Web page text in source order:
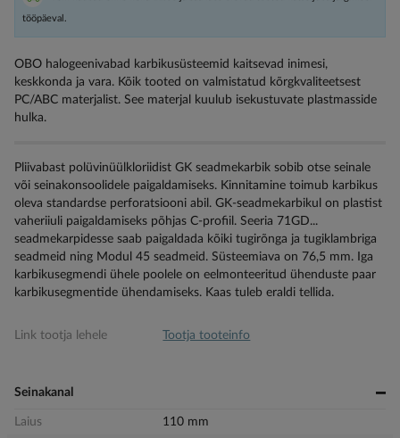
tööpäeval.
OBO halogeenivabad karbikusüsteemid kaitsevad inimesi,
keskkonda ja vara. Kõik tooted on valmistatud kõrgkvaliteetsest
PC/ABC materjalist. See materjal kuulub isekustuvate plastmasside
hulka.
Pliivabast polüvinüülkloriidist GK seadmekarbik sobib otse seinale
või seinakonsoolidele paigaldamiseks. Kinnitamine toimub karbikus
oleva standardse perforatsiooni abil. GK-seadmekarbikul on plastist
vaheriiuli paigaldamiseks põhjas C-profiil. Seeria 71GD...
seadmekarpidesse saab paigaldada kõiki tugirõnga ja tugiklambriga
seadmeid ning Modul 45 seadmeid. Süsteemiava on 76,5 mm. Iga
karbikusegmendi ühele poolele on eelmonteeritud ühenduste paar
karbikusegmentide ühendamiseks. Kaas tuleb eraldi tellida.
Link tootja lehele Tootja tooteinfo
Seinakanal
Laius
110 mm